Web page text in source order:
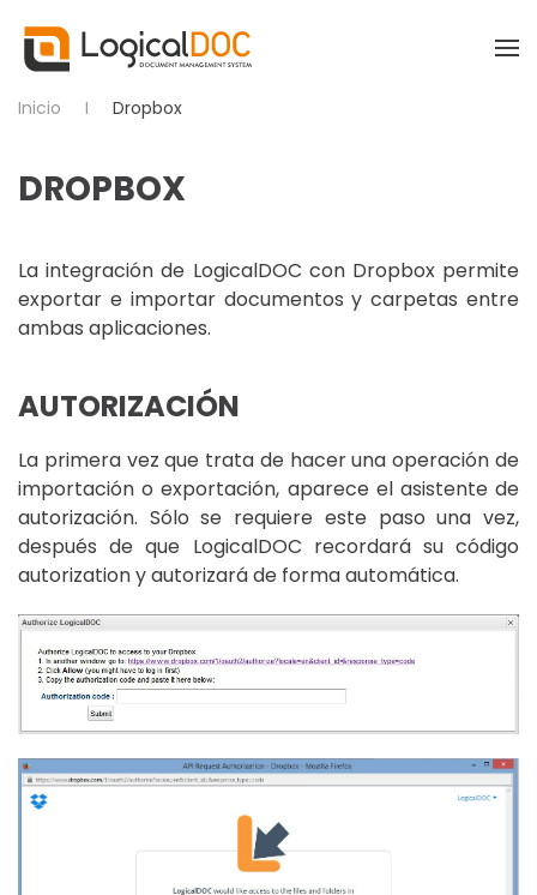
Skip to main content
Inicio Dropbox
DROPBOX
La integración de LogicalDOC con Dropbox permite
exportar e importar documentos y carpetas entre
ambas aplicaciones.
AUTORIZACIÓN
La primera vez que trata de hacer una operación de
importación o exportación, aparece el asistente de
autorización. Sólo se requiere este paso una vez,
después de que LogicalDOC recordará su código
autorization y autorizará de forma automática.